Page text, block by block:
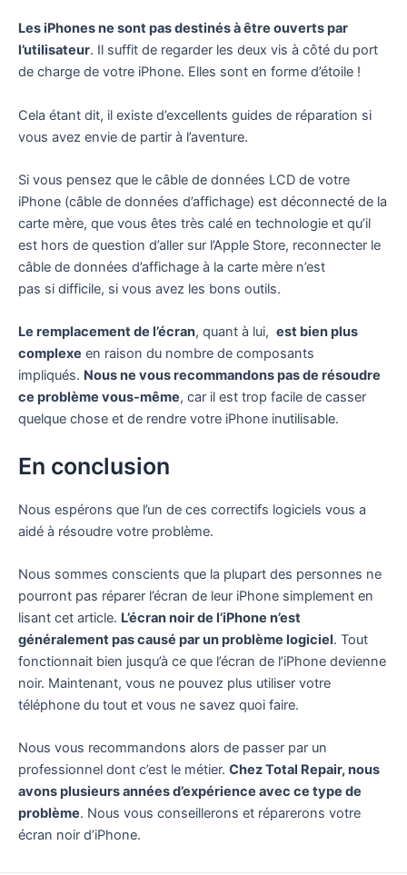
Les iPhones ne sont pas destinés à être ouverts par
l’utilisateur. Il suffit de regarder les deux vis à côté du port
de charge de votre iPhone. Elles sont en forme d’étoile !
Cela étant dit, il existe d’excellents guides de réparation si
vous avez envie de partir à l’aventure.
Si vous pensez que le câble de données LCD de votre
iPhone (câble de données d’affichage) est déconnecté de la
carte mère, que vous êtes très calé en technologie et qu’il
est hors de question d’aller sur l’Apple Store, reconnecter le
câble de données d’affichage à la carte mère n’est
pas si difficile, si vous avez les bons outils.
Le remplacement de l’écran, quant à lui, est bien plus
complexe en raison du nombre de composants
impliqués. Nous ne vous recommandons pas de résoudre
ce problème vous-même, car il est trop facile de casser
quelque chose et de rendre votre iPhone inutilisable.
En conclusion
Nous espérons que l’un de ces correctifs logiciels vous a
aidé à résoudre votre problème.
Nous sommes conscients que la plupart des personnes ne
pourront pas réparer l’écran de leur iPhone simplement en
lisant cet article. L’écran noir de l’iPhone n’est
généralement pas causé par un problème logiciel. Tout
fonctionnait bien jusqu’à ce que l’écran de l’iPhone devienne
noir. Maintenant, vous ne pouvez plus utiliser votre
téléphone du tout et vous ne savez quoi faire.
Nous vous recommandons alors de passer par un
professionnel dont c’est le métier. Chez Total Repair, nous
avons plusieurs années d’expérience avec ce type de
problème. Nous vous conseillerons et réparerons votre
écran noir d’iPhone.